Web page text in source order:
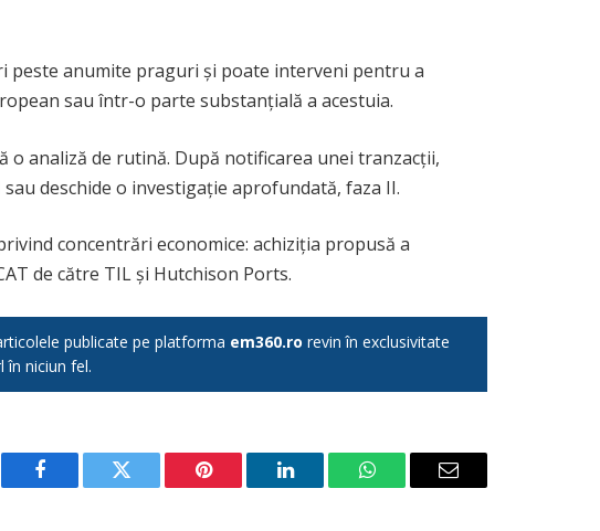
peste anumite praguri și poate interveni pentru a
sau într-o parte substanțială a acestuia.
analiză de rutină. După notificarea unei tranzacții,
deschide o investigație aprofundată, faza II.
concentrări economice: achiziția propusă a
de către TIL și Hutchison Ports.
publicate pe platforma em360.ro revin în exclusivitate
în niciun fel.
Facebook Twitter Pinterest LinkedIn WhatsAppEmail